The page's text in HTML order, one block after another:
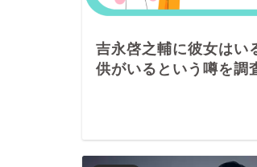
吉永啓之輔に彼女はい
供がいるという噂を調